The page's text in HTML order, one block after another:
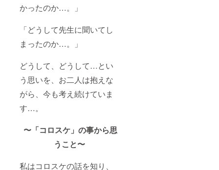
かったのか…。」
「どうして先生に聞いてし
まったのか…。」
どうして、どうして…とい
う思いを、お二人は抱えな
がら、今も考え続けていま
す…。
〜「コロスケ」の事から思
うこと〜
私はコロスケの話を知り、